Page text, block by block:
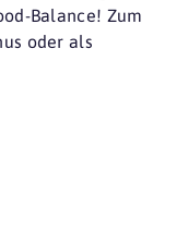
Balance! Zum
oder als